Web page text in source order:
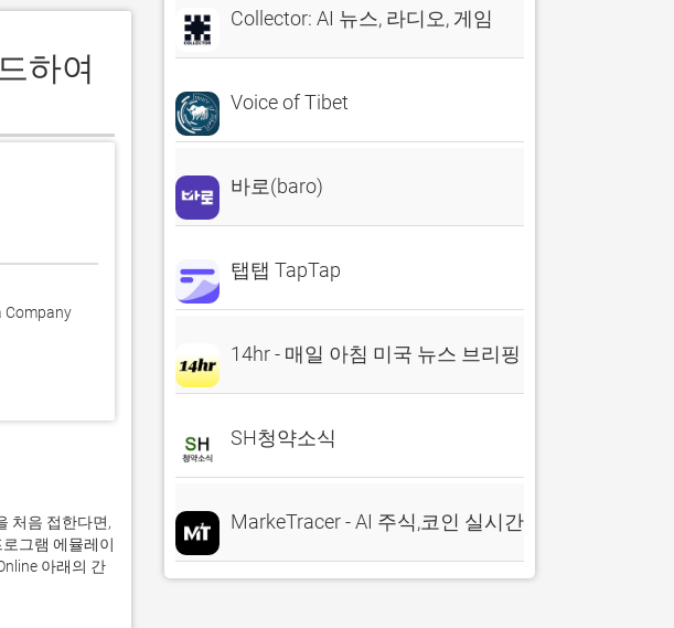
하여
Company
처음 접한다면,
그램 에뮬레이
아래의 간
Collector: AI 뉴스, 라디오, 게임
Voice of Tibet
바로(baro)
탭탭 TapTap
14hr - 매일 아침 미국 뉴스 브리핑
SH청약소식
MarkeTracer - AI 주식,코인 실시간 분석